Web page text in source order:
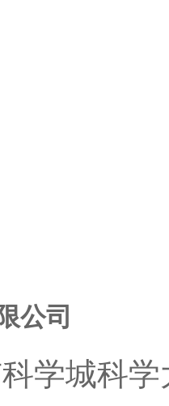
公司
学城科